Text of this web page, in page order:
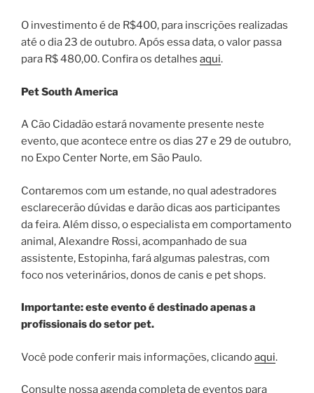
O investimento é de R$400, para inscrições realizadas
até o dia 23 de outubro. Após essa data, o valor passa
para R$ 480,00. Confira os detalhes aqui.
Pet South America
A Cão Cidadão estará novamente presente neste
evento, que acontece entre os dias 27 e 29 de outubro,
no Expo Center Norte, em São Paulo.
Contaremos com um estande, no qual adestradores
esclarecerão dúvidas e darão dicas aos participantes
da feira. Além disso, o especialista em comportamento
animal, Alexandre Rossi, acompanhado de sua
assistente, Estopinha, fará algumas palestras, com
foco nos veterinários, donos de canis e pet shops.
Importante: este evento é destinado apenas a
profissionais do setor pet.
Você pode conferir mais informações, clicandoaqui.
Consulte nossa agenda completa de eventos para